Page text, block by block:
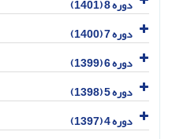
دوره 8 (1401)
دوره 7 (1400)
دوره 6 (1399)
دوره 5 (1398)
دوره 4 (1397)